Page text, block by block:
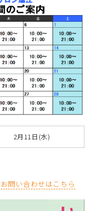
2月11日(水)
問い合わせはこちら